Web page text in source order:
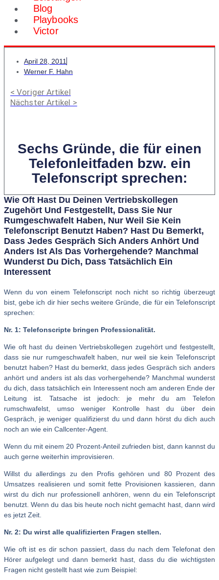
Blog
Playbooks
Victor
April 28, 2011
Werner F. Hahn
< Voriger Artikel
Nächster Artikel >
Sechs Gründe, die für einen
Telefonleitfaden bzw. ein
Telefonscript sprechen:
Wie Oft Hast Du Deinen Vertriebskollegen
Zugehört Und Festgestellt, Dass Sie Nur
Rumgeschwafelt Haben, Nur Weil Sie Kein
Telefonscript Benutzt Haben? Hast Du Bemerkt,
Dass Jedes Gespräch Sich Anders Anhört Und
Anders Ist Als Das Vorhergehende? Manchmal
Wunderst Du Dich, Dass Tatsächlich Ein
Interessent
Wenn du von einem Telefonscript noch nicht so richtig überzeugt
bist, gebe ich dir hier sechs weitere Gründe, die für ein Telefonscript
sprechen:
Nr. 1: Telefonscripte bringen Professionalität.
Wie oft hast du deinen Vertriebskollegen zugehört und festgestellt,
dass sie nur rumgeschwafelt haben, nur weil sie kein Telefonscript
benutzt haben? Hast du bemerkt, dass jedes Gespräch sich anders
anhört und anders ist als das vorhergehende? Manchmal wunderst
du dich, dass tatsächlich ein Interessent noch am anderen Ende der
Leitung ist. Tatsache ist jedoch: je mehr du am Telefon
rumschwafelst, umso weniger Kontrolle hast du über dein
Gespräch, je weniger qualifizierst du und dann hörst du dich auch
noch an wie ein Callcenter-Agent.
Wenn du mit einem 20 Prozent-Anteil zufrieden bist, dann kannst du
auch gerne weiterhin improvisieren.
Willst du allerdings zu den Profis gehören und 80 Prozent des
Umsatzes realisieren und somit fette Provisionen kassieren, dann
wirst du dich nur professionell anhören, wenn du ein Telefonscript
benutzt. Wenn du das bis heute noch nicht gemacht hast, dann wird
es jetzt Zeit.
Nr. 2: Du wirst alle qualifizierten Fragen stellen.
Wie oft ist es dir schon passiert, dass du nach dem Telefonat den
Hörer aufgelegt und dann bemerkt hast, dass du die wichtigsten
Fragen nicht gestellt hast wie zum Beispiel: